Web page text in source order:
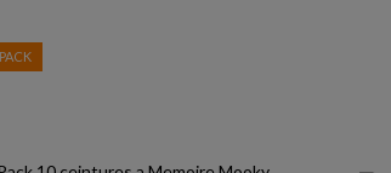
PACK